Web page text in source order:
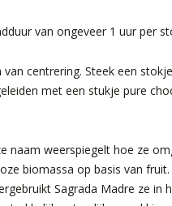
van ongeveer 1 uur per
centrering. Steek een
met een stukje pure
naam weerspiegelt hoe ze
biomassa op basis van
Sagrada Madre ze in